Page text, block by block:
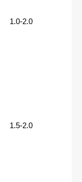
1.0-2.0
1.5-2.0